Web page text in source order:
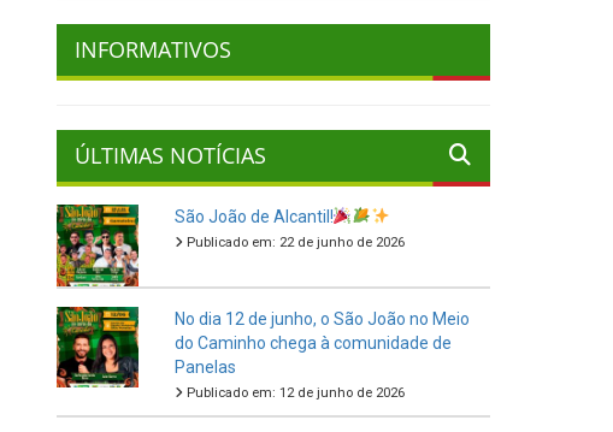
INFORMATIVOS
ÚLTIMAS NOTÍCIAS
São João de Alcantil!
Publicado em: 22 de junho de 2026
No dia 12 de junho, o São João no Meio
do Caminho chega à comunidade de
Panelas
Publicado em: 12 de junho de 2026